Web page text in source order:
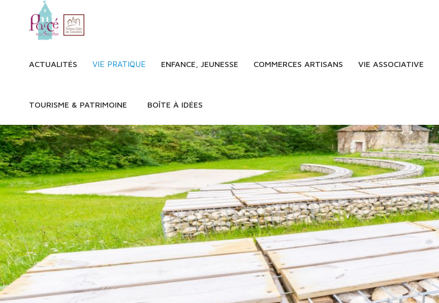
ACTUALITÉS VIE PRATIQUE ENFANCE, JEUNESSE COMMERCES ARTISANS VIE ASSOCIATIVE
TOURISME & PATRIMOINE BOÎTE À IDÉES
Vous êtes ici : Réunions de Conseil Comptes Rendus
2020 - 2026
Compte rendu du conseil municipal du 26 septembre 2024